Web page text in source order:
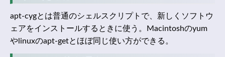
apt-cygとは普通のシェルスクリプトで、新しくソフトウ
ェアをインストールするときに使う。Macintoshのyum
やlinuxのapt-getとほぼ同じ使い方ができる。